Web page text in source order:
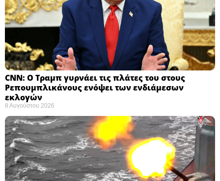
CNN: Ο Τραμπ γυρνάει τις πλάτες του στους
Ρεπουμπλικάνους ενόψει των ενδιάμεσων
εκλογών ​
8 Αυγούστου 2026